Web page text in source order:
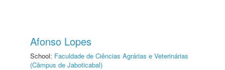
Afonso Lopes
School: Faculdade de Ciências Agrárias e Veterinárias
(Câmpus de Jaboticabal)